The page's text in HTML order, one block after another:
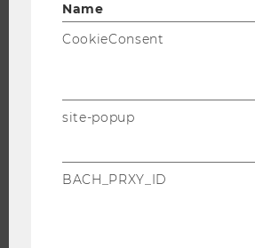
STUDIUM
DOKTORAT / PHD
BEWERBUNG UND ZULASSUNG
INTERNATIONALE UND INCOMING
Name
CookieConsent
site-popup
BACH_PRXY_ID